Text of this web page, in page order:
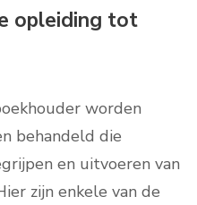
opleiding tot
worden
behandeld die
en uitvoeren van
zijn enkele van de